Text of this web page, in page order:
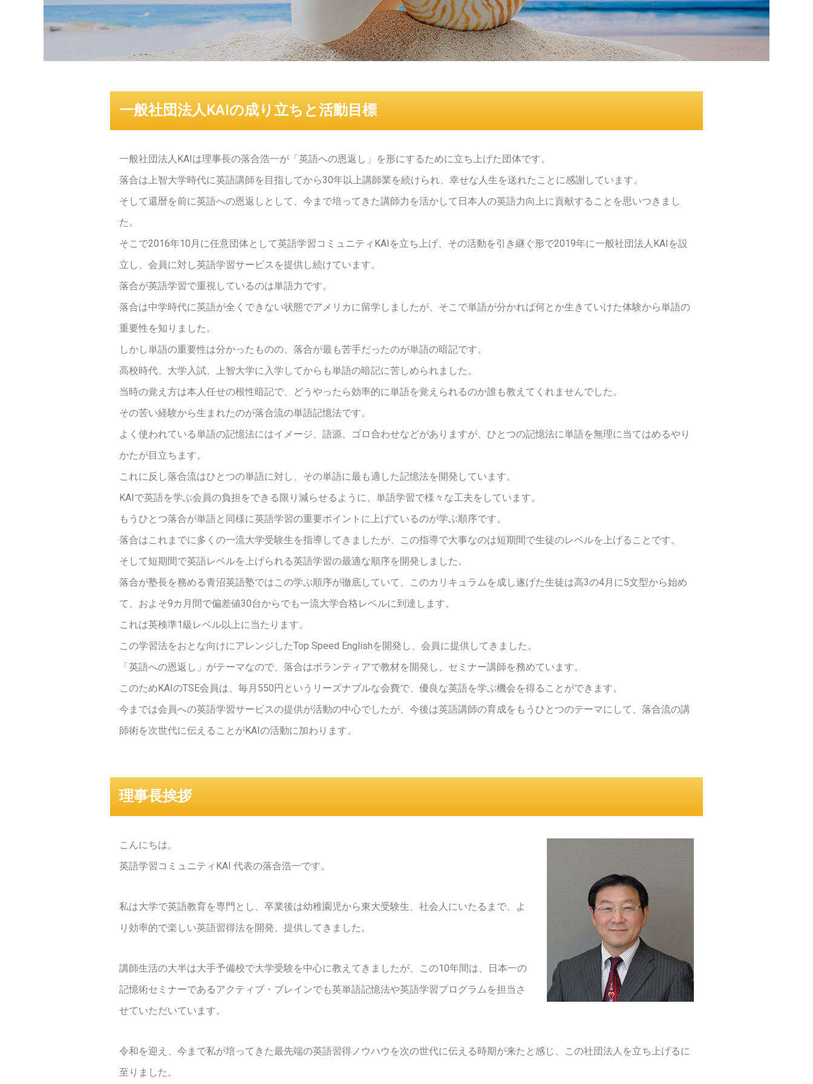
一般社団法人KAIの成り立ちと活動目標
一般社団法人KAIは理事長の落合浩一が「英語への恩返し」を形にするために立ち上げた団体です。
落合は上智大学時代に英語講師を目指してから30年以上講師業を続けられ、幸せな人生を送れたことに感謝しています。
そして還暦を前に英語への恩返しとして、今まで培ってきた講師力を活かして日本人の英語力向上に貢献することを思いつきまし
た。
そこで2016年10月に任意団体として英語学習コミュニティKAIを立ち上げ、その活動を引き継ぐ形で2019年に一般社団法人KAIを設
立し、会員に対し英語学習サービスを提供し続けています。
落合が英語学習で重視しているのは単語力です。
落合は中学時代に英語が全くできない状態でアメリカに留学しましたが、そこで単語が分かれば何とか生きていけた体験から単語の
重要性を知りました。
しかし単語の重要性は分かったものの、落合が最も苦手だったのが単語の暗記です。
高校時代、大学入試、上智大学に入学してからも単語の暗記に苦しめられました。
当時の覚え方は本人任せの根性暗記で、どうやったら効率的に単語を覚えられるのか誰も教えてくれませんでした。
その苦い経験から生まれたのが落合流の単語記憶法です。
よく使われている単語の記憶法にはイメージ、語源、ゴロ合わせなどがありますが、ひとつの記憶法に単語を無理に当てはめるやり
かたが目立ちます。
これに反し落合流はひとつの単語に対し、その単語に最も適した記憶法を開発しています。
KAIで英語を学ぶ会員の負担をできる限り減らせるように、単語学習で様々な工夫をしています。
もうひとつ落合が単語と同様に英語学習の重要ポイントに上げているのが学ぶ順序です。
落合はこれまでに多くの一流大学受験生を指導してきましたが、この指導で大事なのは短期間で生徒のレベルを上げることです。
そして短期間で英語レベルを上げられる英語学習の最適な順序を開発しました。
落合が塾長を務める青沼英語塾ではこの学ぶ順序が徹底していて、このカリキュラムを成し遂げた生徒は高3の4月に5文型から始め
て、およそ9カ月間で偏差値30台からでも一流大学合格レベルに到達します。
これは英検準1級レベル以上に当たります。
この学習法をおとな向けにアレンジしたTop Speed Englishを開発し、会員に提供してきました。
「英語への恩返し」がテーマなので、落合はボランティアで教材を開発し、セミナー講師を務めています。
このためKAIのTSE会員は、毎月550円というリーズナブルな会費で、優良な英語を学ぶ機会を得ることができます。
今までは会員への英語学習サービスの提供が活動の中心でしたが、今後は英語講師の育成をもうひとつのテーマにして、落合流の講
師術を次世代に伝えることがKAIの活動に加わります。
理事長挨拶
こんにちは。
英語学習コミュニティKAI 代表の落合浩一です。
私は大学で英語教育を専門とし、卒業後は幼稚園児から東大受験生、社会人にいたるまで、よ
り効率的で楽しい英語習得法を開発、提供してきました。
講師生活の大半は大手予備校で大学受験を中心に教えてきましたが、この10年間は、日本一の
記憶術セミナーであるアクティブ・ブレインでも英単語記憶法や英語学習プログラムを担当さ
せていただいています。
令和を迎え、今まで私が培ってきた最先端の英語習得ノウハウを次の世代に伝える時期が来たと感じ、この社団法人を立ち上げるに
至りました。